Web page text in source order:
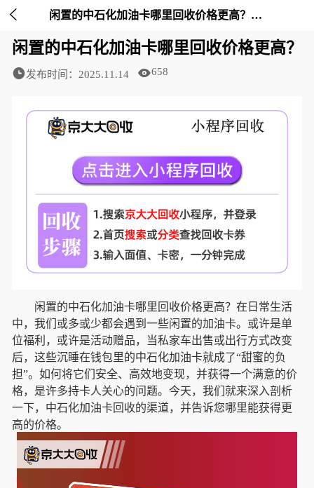
 闲置的中石化加油卡哪里回收价格更高？-京大大回收
闲置的中石化加油卡哪里回收价格更高？
发布时间：2025.11.14 658
闲置的中石化加油卡哪里回收价格更高？在日常生活
中，我们或多或少都会遇到一些闲置的加油卡。或许是单
位福利，或许是活动赠品，当私家车出售或出行方式改变
后，这些沉睡在钱包里的中石化加油卡就成了“甜蜜的负
担”。如何将它们安全、高效地变现，并获得一个满意的价
格，是许多持卡人关心的问题。今天，我们就来深入剖析
一下，中石化加油卡回收的渠道，并告诉您哪里能获得更
高的价格。